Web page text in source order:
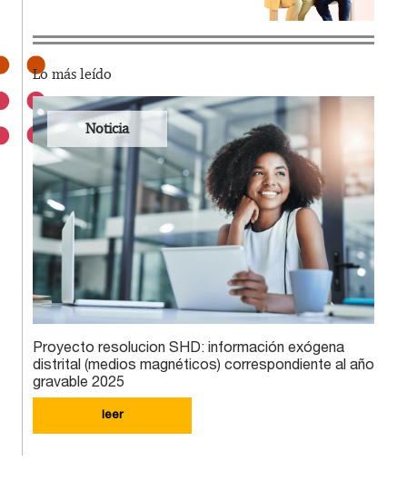
Lo más leído
Noticia
Proyecto resolucion SHD: información exógena
distrital (medios magnéticos) correspondiente al año
gravable 2025
leer